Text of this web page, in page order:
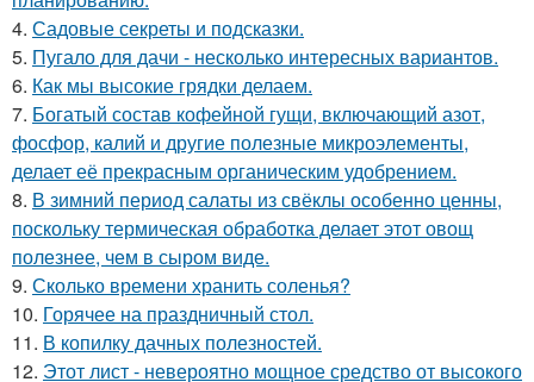
4. Садовые секреты и подсказки.
5. Пугало для дачи - несколько интересных вариантов.
6. Как мы высокие грядки делаем.
7. Богатый состав кофейной гущи, включающий азот,
фосфор, калий и другие полезные микроэлементы,
делает её прекрасным органическим удобрением.
8. В зимний период салаты из свёклы особенно ценны,
поскольку термическая обработка делает этот овощ
полезнее, чем в сыром виде.
9. Сколько времени хранить соленья?
10. Горячее на праздничный стол.
11. В копилку дачных полезностей.
12. Этот лист - невероятно мощное средство от высокого